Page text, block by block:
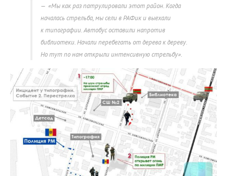
«Мы как раз патрулировали этот район. Когда
началась стрельба, мы сели в РАФик и выехали
к типографии. Автобус оставили напротив
библиотеки. Начали перебегать от дерева к дереву.
Но тут по нам открыли интенсивную стрельбу».